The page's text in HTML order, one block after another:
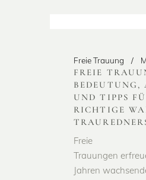
Freie Trauung
FREIE
BEDEUTUNG,
UND TIPPS
RICHTIGE
Freie
Trauungen
Jahren